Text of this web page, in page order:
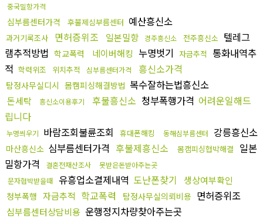
중국밀항가격
심부름센터가격 후불제심부름센터 예산흥신소
과거기록조사 면허증위조 일본밀항 경주흥신소 전주흥신소 텔레그
램추적방법 학교폭력 네이버해킹 누명벗기 자금추적
통화내역추
적 학력위조 위치추적 심부름센터가격 흥신소가격
탐정사무실디시 몸캠피싱해결방법 복수잘하는법흥신소
돈세탁 흥신소이용후기 후불흥신소 청부폭행가격 어려운일해드
립니다
누명씌우기 바람조회불륜조회 휴대폰해킹 동해심부름센터 강릉흥신소
마산흥신소 심부름센터가격 후불제흥신소 몸캠피싱협박해결
일본
밀항가격
결혼전재산조사
못받은돈받아주는곳
문자협박받을때 유흥업소결제내역 도난폰찾기 생상여부확인
청부폭행 자금추적 학교폭력 탐정사무실의뢰비용 면허증위조
심부름센터상담비용 운행정지차량찾아주는곳